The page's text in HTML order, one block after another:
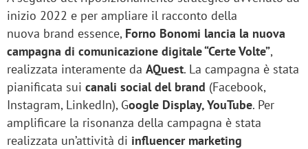
inizio 2022 e per ampliare il racconto della
nuova brand essence, Forno Bonomi lancia la nuova
campagna di comunicazione digitale “Certe Volte”,
realizzata interamente da AQuest. La campagna è stata
pianificata sui canali social del brand (Facebook,
Instagram, LinkedIn), Google Display, YouTube. Per
amplificare la risonanza della campagna è stata
realizzata un’attività di influencer marketing